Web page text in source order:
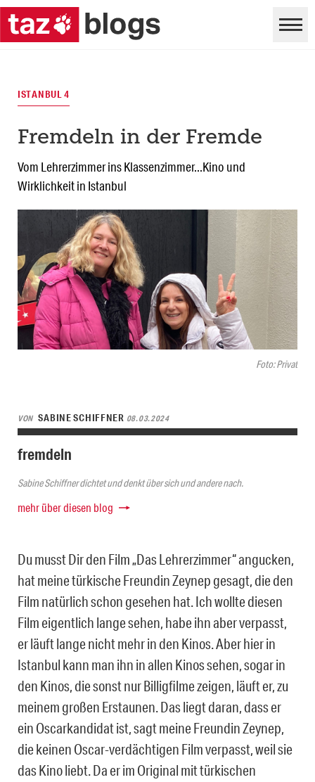
Foto: Privat
ISTANBUL 4
Fremdeln in der Fremde
Vom Lehrerzimmer ins Klassenzimmer...Kino und
Wirklichkeit in Istanbul
VON SABINE SCHIFFNER 08.03.2024
fremdeln
Sabine Schiffner dichtet und denkt über sich und andere nach.
mehr über diesen blog
Du musst Dir den Film „Das Lehrerzimmer“ angucken,
hat meine türkische Freundin Zeynep gesagt, die den
Film natürlich schon gesehen hat. Ich wollte diesen
Film eigentlich lange sehen, habe ihn aber verpasst,
er läuft lange nicht mehr in den Kinos. Aber hier in
Istanbul kann man ihn in allen Kinos sehen, sogar in
den Kinos, die sonst nur Billigfilme zeigen, läuft er, zu
meinem großen Erstaunen. Das liegt daran, dass er
ein Oscarkandidat ist, sagt meine Freundin Zeynep,
die keinen Oscar-verdächtigen Film verpasst, weil sie
das Kino liebt. Da er im Original mit türkischen